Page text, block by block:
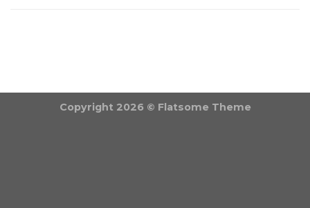
Copyright 2026 © Flatsome Theme